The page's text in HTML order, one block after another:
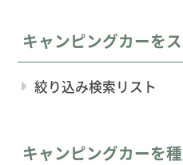
キャンピングカーを
絞り込み検索リスト
キャンピングカーを